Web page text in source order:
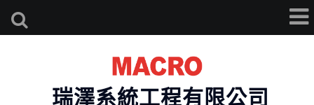
瑞澤系統工程有限公司